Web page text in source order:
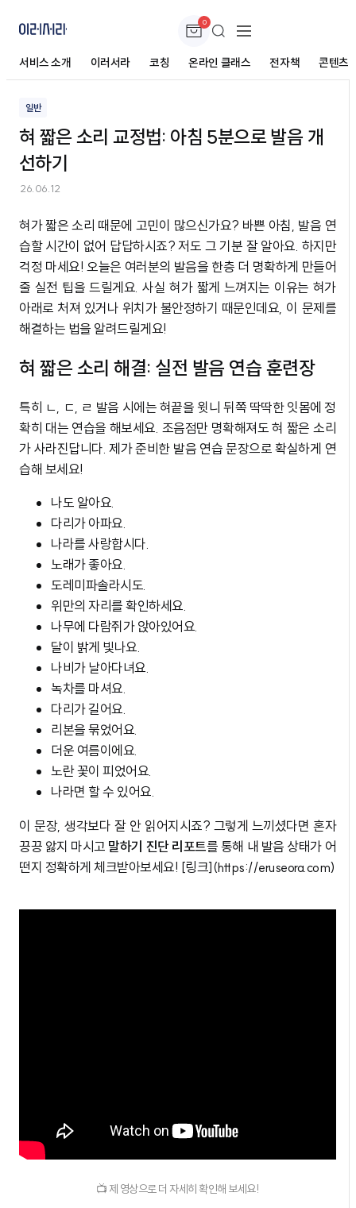
0
서비스 소개 이러서라 코칭 온라인 클래스 전자책 콘텐츠
혀 짧은 소리 교정법: 아침 5분으로 발음 개선하기
일반
혀 짧은 소리 교정법: 아침 5분으로 발음 개
선하기
26.06.12
혀가 짧은 소리 때문에 고민이 많으신가요? 바쁜 아침, 발음 연
습할 시간이 없어 답답하시죠? 저도 그 기분 잘 알아요. 하지만
걱정 마세요! 오늘은 여러분의 발음을 한층 더 명확하게 만들어
줄 실전 팁을 드릴게요. 사실 혀가 짧게 느껴지는 이유는 혀가
아래로 처져 있거나 위치가 불안정하기 때문인데요, 이 문제를
해결하는 법을 알려드릴게요!
혀 짧은 소리 해결: 실전 발음 연습 훈련장
특히 ㄴ, ㄷ, ㄹ 발음 시에는 혀끝을 윗니 뒤쪽 딱딱한 잇몸에 정
확히 대는 연습을 해보세요. 조음점만 명확해져도 혀 짧은 소리
가 사라진답니다. 제가 준비한 발음 연습 문장으로 확실하게 연
습해 보세요!
나도 알아요.
다리가 아파요.
나라를 사랑합시다.
노래가 좋아요.
도레미파솔라시도.
위만의 자리를 확인하세요.
나무에 다람쥐가 앉아있어요.
달이 밝게 빛나요.
나비가 날아다녀요.
녹차를 마셔요.
다리가 길어요.
리본을 묶었어요.
더운 여름이에요.
노란 꽃이 피었어요.
나라면 할 수 있어요.
이 문장, 생각보다 잘 안 읽어지시죠? 그렇게 느끼셨다면 혼자
끙끙 앓지 마시고 말하기 진단 리포트를 통해 내 발음 상태가 어
떤지 정확하게 체크받아보세요! [링크](https://eruseora.com)
📺 제 영상으로 더 자세히 확인해 보세요!